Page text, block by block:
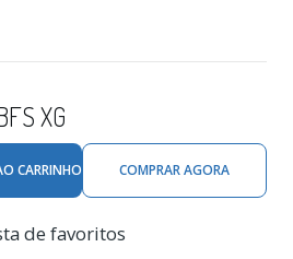
XG
CARRINHO COMPRAR AGORA
de favoritos